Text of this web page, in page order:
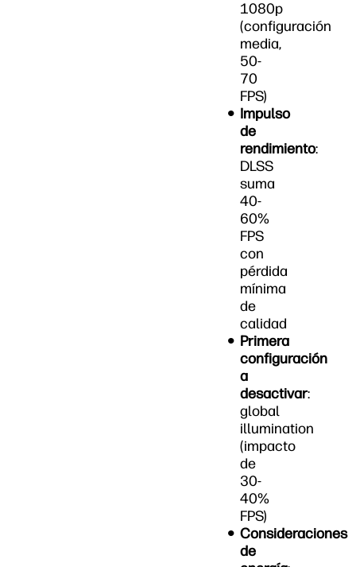
1080p
(configuración
media,
50-
70
FPS)
Impulso
de
rendimiento:
DLSS
suma
40-
60%
FPS
con
pérdida
mínima
de
calidad
Primera
configuración
a
desactivar:
global
illumination
(impacto
de
30-
40%
FPS)
Consideraciones
de